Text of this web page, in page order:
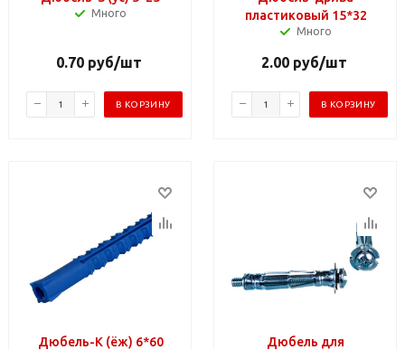
Много
0.70руб/шт
В КОРЗИНУ
пластиковый 15*32
Много
2.00руб/шт
В КОРЗИНУ
Дюбель-K (ёж) 6*60
Дюбель для